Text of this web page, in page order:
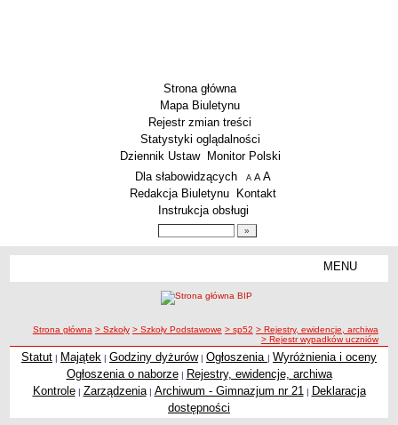
Strona główna
Mapa Biuletynu
Rejestr zmian treści
Statystyki oglądalności
Dziennik Ustaw
Monitor Polski
Menu dodatkowe
Dla słabowidzących A pomniejsz czcionkę
A standardowy rozmiar czcionki
A
Redakcja Biuletynu
Kontakt
Instrukcja obsługi
MENU
Licea
Zespoły Szkół
Techniczne Zakłady Naukowe
PRZEDSZKOLA
Przedszkola Miejskie
ścieżka nawigacji
Strona główna > Szkoły > Szkoły Podstawowe > sp52 > Rejestry, ewidencje, archiwa
> Rejestr wypadków uczniów
Statut | Majątek | Godziny dyżurów| Ogłoszenia | Wyróżnienia i oceny
Ogłoszenia o naborze| Rejestry, ewidencje, archiwa
Kontrole| Zarządzenia| Archiwum - Gimnazjum nr 21 | Deklaracja
dostępności